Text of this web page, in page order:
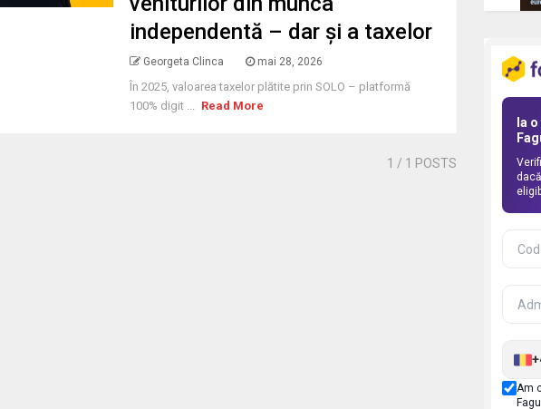
independentă – dar și a taxelor
Georgeta Clinca mai 28, 2026
În 2025, valoarea taxelor plătite prin SOLO – platformă
100% digit ... Read More
1 / 1 POSTS